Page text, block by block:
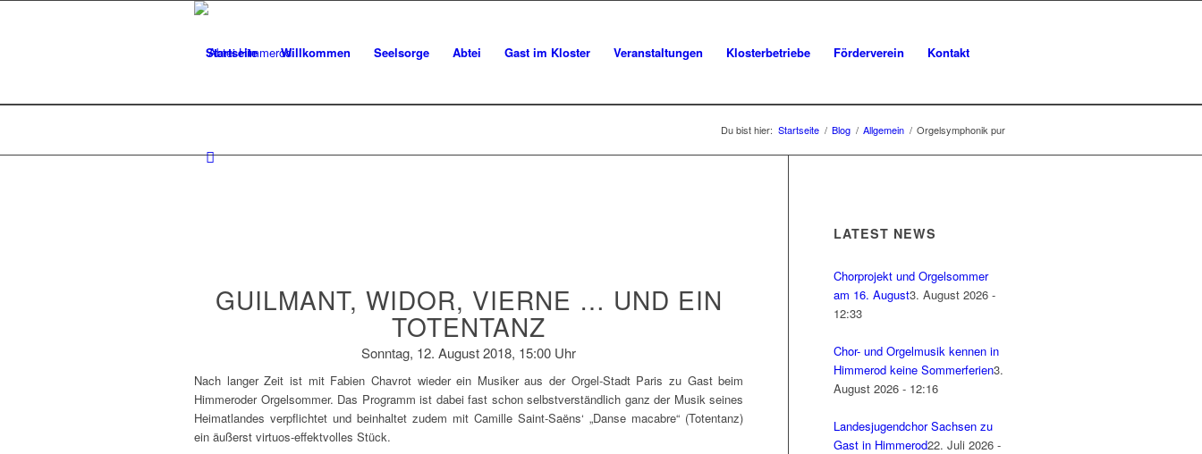
Startseite Willkommen Seelsorge Abtei Gast im Kloster Veranstaltungen Klosterbetriebe Förderverein Kontakt
Du bist hier: Startseite / Blog / Allgemein / Orgelsymphonik pur
GUILMANT, WIDOR, VIERNE … UND EIN
TOTENTANZ
Sonntag, 12. August 2018, 15:00 Uhr
Nach langer Zeit ist mit Fabien Chavrot wieder ein Musiker aus der Orgel-Stadt Paris zu Gast beim
Himmeroder Orgelsommer. Das Programm ist dabei fast schon selbstverständlich ganz der Musik seines
Heimatlandes verpflichtet und beinhaltet zudem mit Camille Saint-Saëns‘ „Danse macabre“ (Totentanz)
ein äußerst virtuos-effektvolles Stück.
LATEST NEWS
Chorprojekt und Orgelsommer
am 16. August3. August 2026 -
12:33
Chor- und Orgelmusik kennen in
Himmerod keine Sommerferien3.
August 2026 - 12:16
Landesjugendchor Sachsen zu
Gast in Himmerod22. Juli 2026 -